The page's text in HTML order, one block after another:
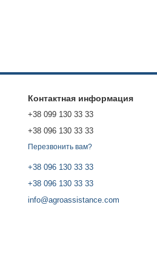
Контактная информация
+38 099 130 33 33
+38 096 130 33 33
Перезвонить вам?
+38 096 130 33 33
+38 096 130 33 33
info@agroassistance.com